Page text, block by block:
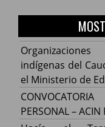
Organizaciones
indígenas del
el Ministerio de
CONVOCATORIA
PERSONAL – ACIN